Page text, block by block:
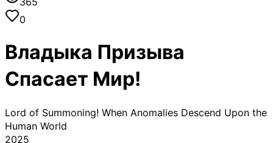
0
Владыка Призыва
Спасает Мир!
Lord of Summoning! When Anomalies Descend Upon the
Human World
2025